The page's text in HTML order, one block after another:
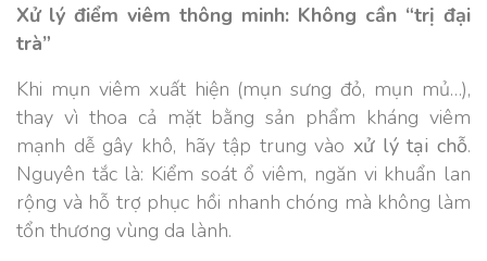
Xử lý điểm viêm thông minh: Không cần “trị đại
trà”
Khi mụn viêm xuất hiện (mụn sưng đỏ, mụn mủ…),
thay vì thoa cả mặt bằng sản phẩm kháng viêm
mạnh dễ gây khô, hãy tập trung vào xử lý tại chỗ.
Nguyên tắc là: Kiểm soát ổ viêm, ngăn vi khuẩn lan
rộng và hỗ trợ phục hồi nhanh chóng mà không làm
tổn thương vùng da lành.